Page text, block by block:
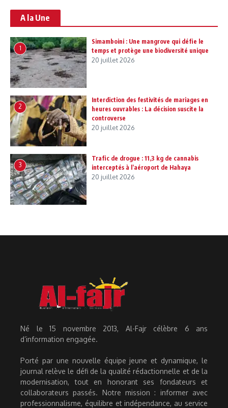
A la Une
1
Simamboini : Une mangrove qui défie le
temps et protège une biodiversité unique
20 juillet 2026
2
Interdiction des festivités de mariages en
heures ouvrables : La décision suscite la
controverse
20 juillet 2026
3
Trafic de drogue : 11,3 kg de cannabis
interceptés à l’aéroport de Hahaya
20 juillet 2026
Né le 15 novembre 2013, Al-Fajr célèbre 6 ans
d’information engagée.
Porté par une nouvelle équipe jeune et dynamique, le
journal relève le défi de la qualité rédactionnelle et de la
modernisation, tout en honorant ses fondateurs et
collaborateurs passés. Notre mission : informer avec
professionnalisme, équilibre et indépendance, au service